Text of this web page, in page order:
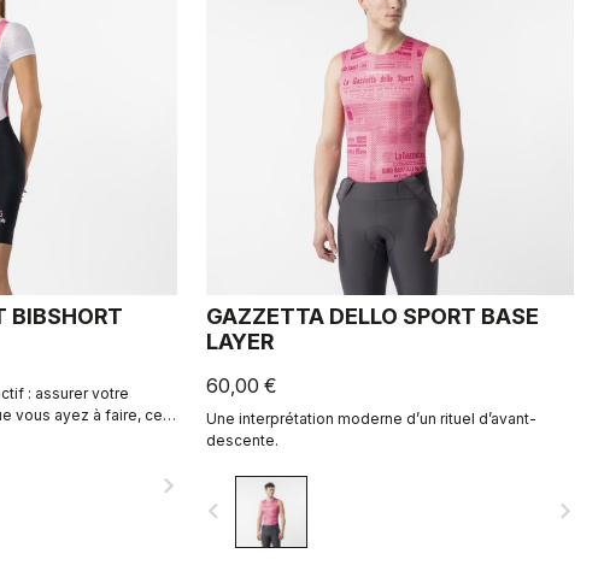
BIBSHORT
: assurer votre
vous ayez à faire, ce
navigate_next
GAZZETTA DELLO SPORT BASE
LAYER
60,00 €
Une interprétation moderne d’un rituel d’avant-
descente.
navigate_before navigate_next